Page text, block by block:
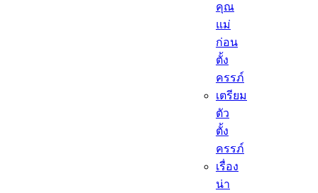
คุณ
แม่
ก่อน
ตั้ง
ครรภ์
เตรียม
ตัว
ตั้ง
ครรภ์
เรื่อง
น่า